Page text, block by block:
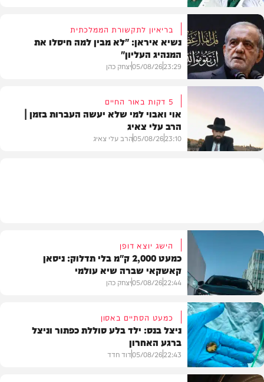
תוכן שיווקי
בעולם
בריאיון לתקשורת הממלכתית
נשיא איראן: "לא מבין למה חיסלו את
המנהיג העליון"
23:29
05/08/26יצחק כהן
5 דקות באור החיים
אוי ואבוי למי שלא יעשה העברות בזמן |
הרב עלי צאיג
23:10
05/08/26הרב עלי צאיג
חדשות הרכב
הישג יוצא דופן
כמעט 2,000 ק"מ בלי תדלוק: ניסאן
קאשקאי שברה שיא עולמי
22:44
05/08/26יצחק כהן
כמעט הסתיים באסון
ניצל בנס: ילד בלע סוללת כפתור וניצל
ברגע האחרון
22:43
05/08/26דוד חדד